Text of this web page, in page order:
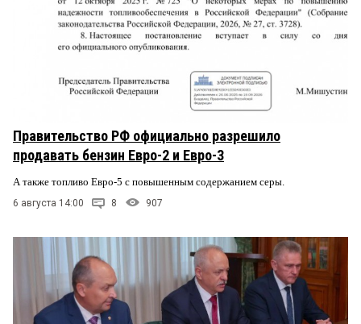
Правительство РФ официально разрешило
продавать бензин Евро-2 и Евро-3
А также топливо Евро-5 с повышенным содержанием серы.
6 августа 14:00 8 907